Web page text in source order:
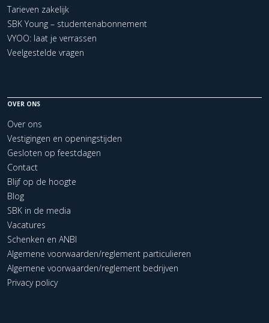
Tarieven zakelijk
SBK Young – studentenabonnement
VYOO: laat je verrassen
Veelgestelde vragen
OVER ONS
Over ons
Vestigingen en openingstijden
Gesloten op feestdagen
Contact
Blijf op de hoogte
Blog
SBK in de media
Vacatures
Schenken en ANBI
Algemene voorwaarden/reglement particulieren
Algemene voorwaarden/reglement bedrijven
Privacy policy